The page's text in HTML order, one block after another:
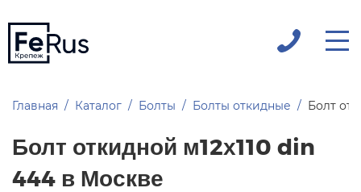
Главная Каталог Болты Болты откидные Болт
Болт откидной м12х110 din
444 в Москве